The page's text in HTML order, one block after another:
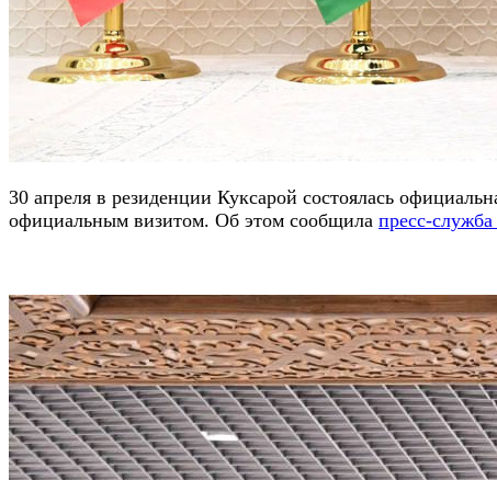
30 апреля в резиденции Куксарой состоялась
официальным визитом. Об этом сообщила пресс-